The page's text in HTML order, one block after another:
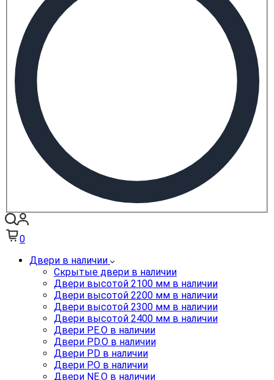
0
Двери в наличии
Скрытые двери в наличии
Двери высотой 2100 мм в наличии
Двери высотой 2200 мм в наличии
Двери высотой 2300 мм в наличии
Двери высотой 2400 мм в наличии
Двери PE.O в наличии
Двери PD.O в наличии
Двери PD в наличии
Двери P.O в наличии
Двери NE.O в наличии